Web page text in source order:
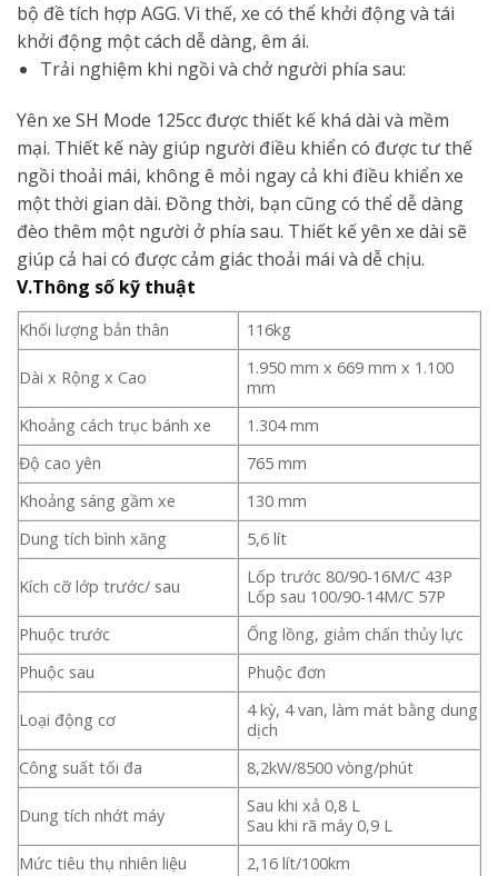
bộ đề tích hợp AGG. Vì thế, xe có thể khởi động và tái
khởi động một cách dễ dàng, êm ái.
Trải nghiệm khi ngồi và chở người phía sau:
Yên xe SH Mode 125cc được thiết kế khá dài và mềm
mại. Thiết kế này giúp người điều khiển có được tư thế
ngồi thoải mái, không ê mỏi ngay cả khi điều khiển xe
một thời gian dài. Đồng thời, bạn cũng có thể dễ dàng
đèo thêm một người ở phía sau. Thiết kế yên xe dài sẽ
giúp cả hai có được cảm giác thoải mái và dễ chịu.
V.Thông số kỹ thuật
Khối lượng bản thân 116kg
Dài x Rộng x Cao
1.950 mm x 669 mm x 1.100
mm
Khoảng cách trục bánh xe
1.304 mm
Độ cao yên
765 mm
Khoảng sáng gầm xe
130 mm
Dung tích bình xăng
5,6 lít
Kích cỡ lớp trước/ sau
Lốp trước 80/90-16M/C 43P
Lốp sau 100/90-14M/C 57P
Phuộc trước
Ống lồng, giảm chấn thủy lực
Phuộc sau
Phuộc đơn
Loại động cơ
4 kỳ, 4 van, làm mát bằng dung
dịch
Công suất tối đa
8,2kW/8500 vòng/phút
Dung tích nhớt máy
Sau khi xả 0,8 L
Sau khi rã máy 0,9 L
Mức tiêu thụ nhiên liệu
2,16 lít/100km